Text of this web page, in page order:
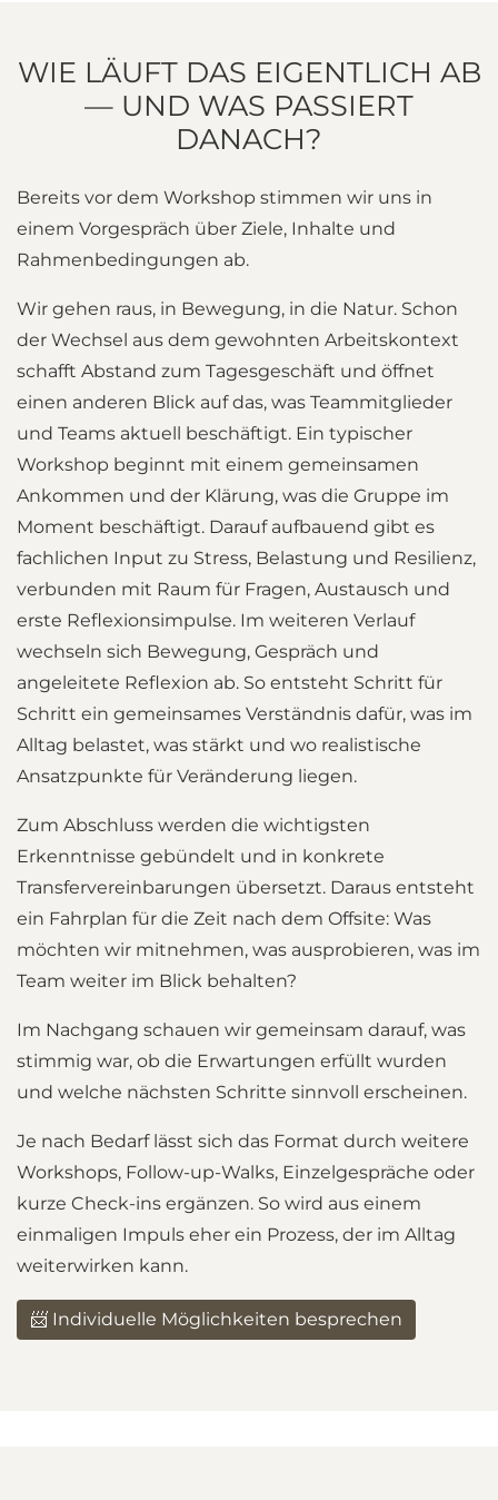
WIE LÄUFT DAS EIGENTLICH AB
— UND WAS PASSIERT
DANACH?
Bereits vor dem Workshop stimmen wir uns in
einem Vorgespräch über Ziele, Inhalte und
Rahmenbedingungen ab.
Wir gehen raus, in Bewegung, in die Natur. Schon
der Wechsel aus dem gewohnten Arbeitskontext
schafft Abstand zum Tagesgeschäft und öffnet
einen anderen Blick auf das, was Teammitglieder
und Teams aktuell beschäftigt. Ein typischer
Workshop beginnt mit einem gemeinsamen
Ankommen und der Klärung, was die Gruppe im
Moment beschäftigt. Darauf aufbauend gibt es
fachlichen Input zu Stress, Belastung und Resilienz,
verbunden mit Raum für Fragen, Austausch und
erste Reflexionsimpulse. Im weiteren Verlauf
wechseln sich Bewegung, Gespräch und
angeleitete Reflexion ab. So entsteht Schritt für
Schritt ein gemeinsames Verständnis dafür, was im
Alltag belastet, was stärkt und wo realistische
Ansatzpunkte für Veränderung liegen.
Zum Abschluss werden die wichtigsten
Erkenntnisse gebündelt und in konkrete
Transfervereinbarungen übersetzt. Daraus entsteht
ein Fahrplan für die Zeit nach dem Offsite: Was
möchten wir mitnehmen, was ausprobieren, was im
Team weiter im Blick behalten?
Im Nachgang schauen wir gemeinsam darauf, was
stimmig war, ob die Erwartungen erfüllt wurden
und welche nächsten Schritte sinnvoll erscheinen.
Je nach Bedarf lässt sich das Format durch weitere
Workshops, Follow-up-Walks, Einzelgespräche oder
kurze Check-ins ergänzen. So wird aus einem
einmaligen Impuls eher ein Prozess, der im Alltag
weiterwirken kann.
📨 Individuelle Möglichkeiten besprechen